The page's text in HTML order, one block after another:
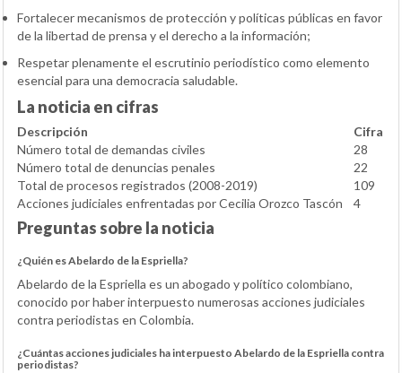
Fortalecer mecanismos de protección y políticas públicas en favor
de la libertad de prensa y el derecho a la información;
Respetar plenamente el escrutinio periodístico como elemento
esencial para una democracia saludable.
La noticia en cifras
Descripción
Cifra
Número total de demandas civiles
28
Número total de denuncias penales
22
Total de procesos registrados (2008-2019)
109
Acciones judiciales enfrentadas por Cecilia Orozco Tascón
4
Preguntas sobre la noticia
¿Quién es Abelardo de la Espriella?
Abelardo de la Espriella es un abogado y político colombiano,
conocido por haber interpuesto numerosas acciones judiciales
contra periodistas en Colombia.
¿Cuántas acciones judiciales ha interpuesto Abelardo de la Espriella contra
periodistas?